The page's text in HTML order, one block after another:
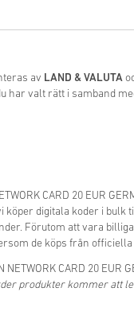
av LAND & VALUTA
har valt rätt i samband
CARD 20 EUR
köper digitala koder i bulk
Förutom att vara
de köps från
CARD 20 EUR
produkter kommer att